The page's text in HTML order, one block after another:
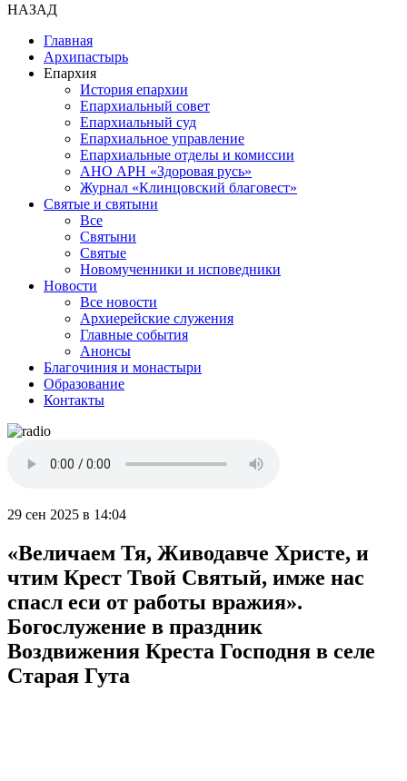
НАЗАД
Главная
Архипастырь
Епархия
История епархии
Епархиальный совет
Епархиальный суд
Епархиальное управление
Епархиальные отделы и комиссии
АНО АРН «Здоровая русь»
Журнал «Клинцовский благовест»
Святые и святыни
Все
Святыни
Святые
Новомученники и исповедники
Новости
Все новости
Архиерейские служения
Главные события
Анонсы
Благочиния и монастыри
Образование
Контакты
29 сен 2025 в 14:04
«Величаем Тя, Живодавче Христе, и
чтим Крест Твой Святый, имже нас
спасл еси от работы вражия».
Богослужение в праздник
Воздвижения Креста Господня в селе
Старая Гута